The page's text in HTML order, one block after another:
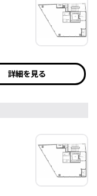
詳細を見る